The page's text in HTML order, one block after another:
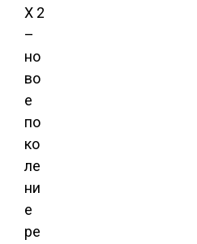
X 2
–
но
во
е
по
ко
ле
ни
е
ре